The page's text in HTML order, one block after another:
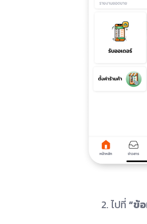
2. ไปที่“ข้